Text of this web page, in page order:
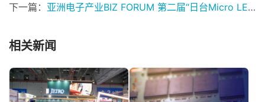
下一篇： 亚洲电子产业BIZ FORUM 第二届“日台Micro LED产业交流会” Zoom Online会议与交流会
相关新闻